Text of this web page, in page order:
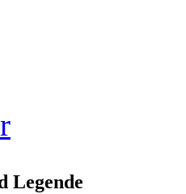
Legende